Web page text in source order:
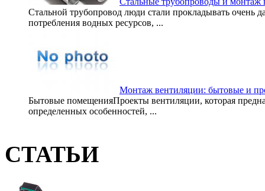
Стальной трубопровод люди стали прокладывать очень
потребления водных ресурсов, ...
Монтаж вентиляции: бытовые и
Бытовые помещенияПроекты вентиляции, которая
определенных особенностей, ...
СТАТЬИ